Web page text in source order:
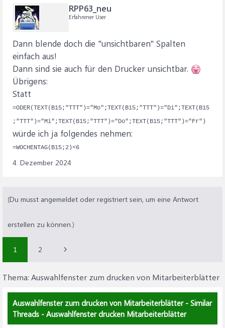
RPP63_neu
Erfahrener User
Dann blende doch die "unsichtbaren" Spalten
einfach aus!
Dann sind sie auch für den Drucker unsichtbar.
Übrigens:
Statt
=ODER(TEXT(B15;"TTT")="Mo";TEXT(B15;"TTT")="Di";TEXT(B15
;"TTT")="Mi";TEXT(B15;"TTT")="Do";TEXT(B15;"TTT")="Fr")
würde ich ja folgendes nehmen:
=WOCHENTAG(B15;2)<6
4. Dezember 2024
(Du musst angemeldet oder registriert sein, um eine Antwort
erstellen zu können.)
1 2
Thema: Auswahlfenster zum drucken von Mitarbeiterblätter
Auswahlfenster zum drucken von Mitarbeiterblätter - Similar
Threads - Auswahlfenster drucken Mitarbeiterblätter